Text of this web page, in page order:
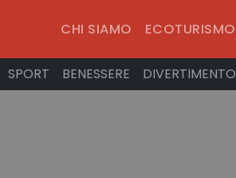
CHI SIAMO ECOTURISMO
SPORT BENESSERE DIVERTIMENTO